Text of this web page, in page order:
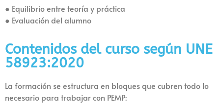
● Equilibrio entre teoría y práctica
● Evaluación del alumno
Contenidos del curso según UNE
58923:2020
La formación se estructura en bloques que cubren todo lo
necesario para trabajar con PEMP: